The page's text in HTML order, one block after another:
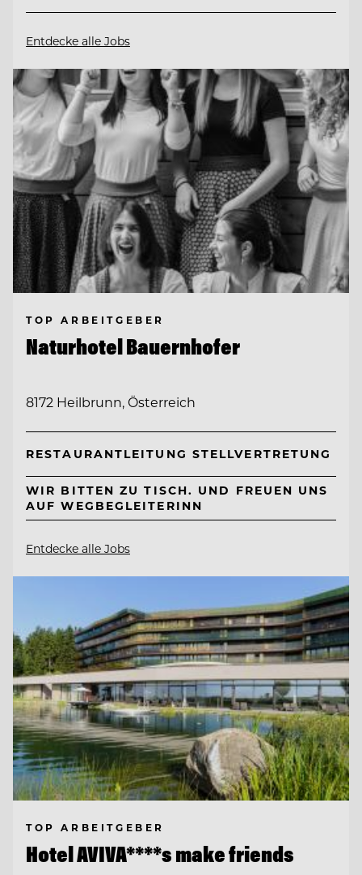
Entdecke alle Jobs
TOP ARBEITGEBER
Naturhotel Bauernhofer
8172 Heilbrunn, Österreich
RESTAURANTLEITUNG STELLVERTRETUNG
WIR BITTEN ZU TISCH. UND FREUEN UNS
AUF WEGBEGLEITERINN
Entdecke alle Jobs
TOP ARBEITGEBER
Hotel AVIVA****s make friends